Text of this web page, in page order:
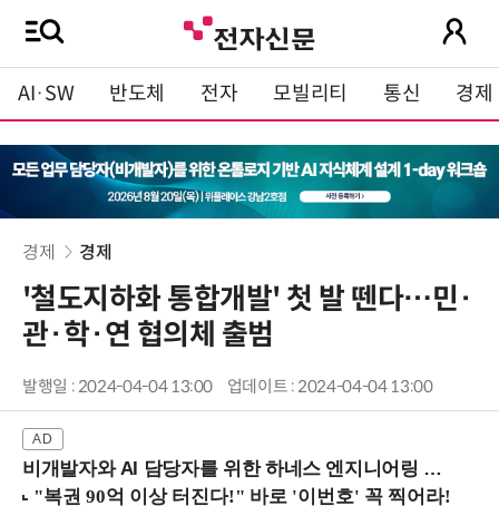
AI·SW 반도체 전자 모빌리티 통신 경제
경제 경제
'철도지하화 통합개발' 첫 발 뗀다…민·
관·학·연 협의체 출범
발행일 : 2024-04-04 13:00 업데이트 : 2024-04-04 13:00
비개발자와 AI 담당자를 위한 하네스 엔지니어링 입문과정 (8/20 신논현역)